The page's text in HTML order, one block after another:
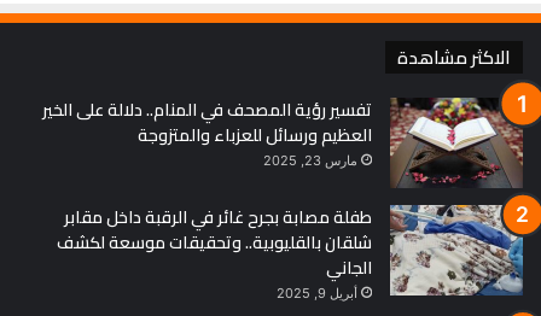
الاكثر مشاهدة
تفسير رؤية المصحف في المنام.. دلالة على الخير
العظيم ورسائل للعزباء والمتزوجة
مارس 23, 2025
طفلة مصابة بجرح غائر في الرقبة داخل مقابر
شلقان بالقليوبية.. وتحقيقات موسعة لكشف
الجاني
أبريل 9, 2025